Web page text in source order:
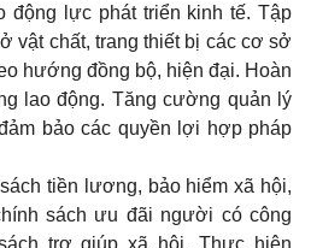
động lực phát triển kinh tế. Tập
vật chất, trang thiết bị các cơ sở
hướng đồng bộ, hiện đại. Hoàn
lao động. Tăng cường quản lý
bảo các quyền lợi hợp pháp
tiền lương, bảo hiểm xã hội,
sách ưu đãi người có công